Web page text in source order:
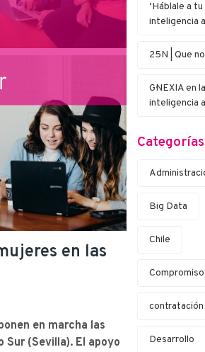
en las
en marcha las
Sur (Sevilla). El apoyo
‘Háblale a
inteligencia
25N | Que
G·NEXIA en
inteligencia
Categorías
Big Data
Chile
Desarrollo